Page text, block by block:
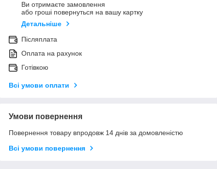
Ви отримаєте замовлення
або гроші повернуться на вашу картку
Детальніше
Післяплата
Оплата на рахунок
Готівкою
Всі умови оплати
Умови повернення
Повернення товару впродовж 14 днів за домовленістю
Всі умови повернення